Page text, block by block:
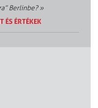
Berlinbe?»
ÉS ÉRTÉKEK